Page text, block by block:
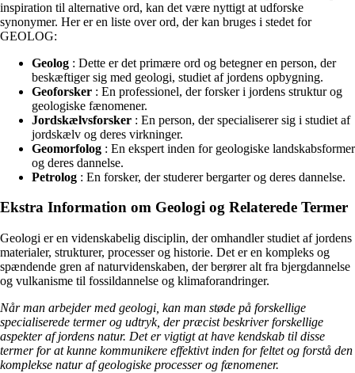
inspiration til alternative ord, kan det være nyttigt at udforske
synonymer. Her er en liste over ord, der kan bruges i stedet for
GEOLOG:
Geolog : Dette er det primære ord og betegner en person, der
beskæftiger sig med geologi, studiet af jordens opbygning.
Geoforsker : En professionel, der forsker i jordens struktur og
geologiske fænomener.
Jordskælvsforsker : En person, der specialiserer sig i studiet af
jordskælv og deres virkninger.
Geomorfolog : En ekspert inden for geologiske landskabsformer
og deres dannelse.
Petrolog : En forsker, der studerer bergarter og deres dannelse.
Ekstra Information om Geologi og Relaterede Termer
Geologi er en videnskabelig disciplin, der omhandler studiet af jordens
materialer, strukturer, processer og historie. Det er en kompleks og
spændende gren af naturvidenskaben, der berører alt fra bjergdannelse
og vulkanisme til fossildannelse og klimaforandringer.
Når man arbejder med geologi, kan man støde på forskellige
specialiserede termer og udtryk, der præcist beskriver forskellige
aspekter af jordens natur. Det er vigtigt at have kendskab til disse
termer for at kunne kommunikere effektivt inden for feltet og forstå den
komplekse natur af geologiske processer og fænomener.